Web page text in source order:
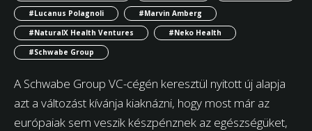
#Lucanus Polagnoli
#Marvin Amberg
#NaturalX Health Ventures
#Neko Health
#Schwabe Group
A Schwabe Group VC-cégén keresztül nyitott új alapja
azt a változást kívánja kiaknázni, hogy most már az
európaiak sem veszik készpénznek az egészségüket,